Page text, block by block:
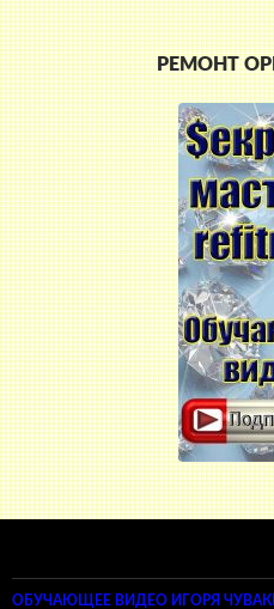
РЕМОНТ
ОБУЧАЮЩЕЕ ВИДЕО ИГОРЯ